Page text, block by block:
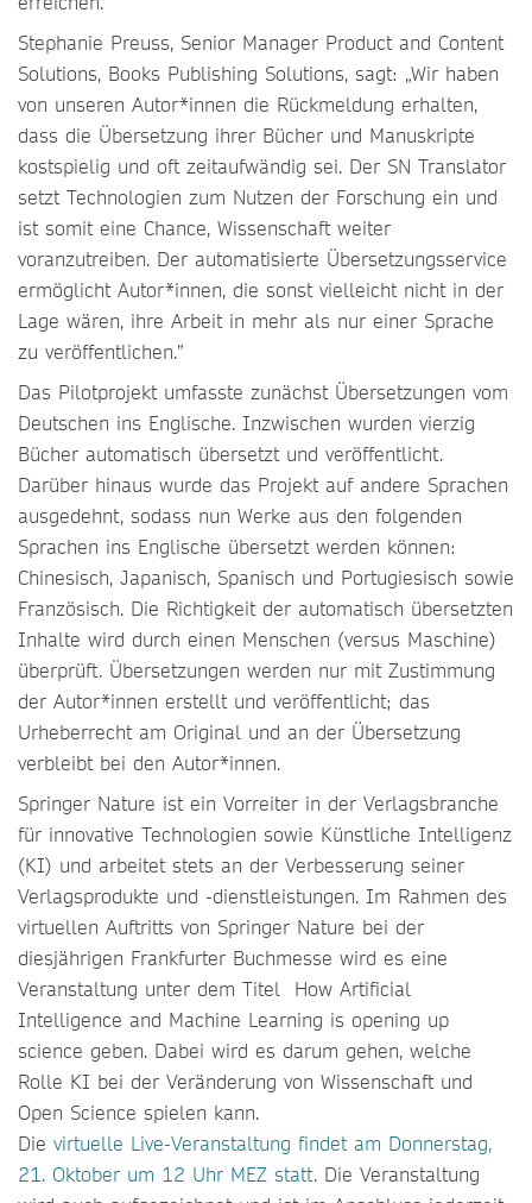
Stephanie Preuss, Senior Manager Product and Content
Solutions, Books Publishing Solutions, sagt: „Wir haben
von unseren Autor*innen die Rückmeldung erhalten,
dass die Übersetzung ihrer Bücher und Manuskripte
kostspielig und oft zeitaufwändig sei. Der SN Translator
setzt Technologien zum Nutzen der Forschung ein und
ist somit eine Chance, Wissenschaft weiter
voranzutreiben. Der automatisierte Übersetzungsservice
ermöglicht Autor*innen, die sonst vielleicht nicht in der
Lage wären, ihre Arbeit in mehr als nur einer Sprache
zu veröffentlichen.”
Das Pilotprojekt umfasste zunächst Übersetzungen vom
Deutschen ins Englische. Inzwischen wurden vierzig
Bücher automatisch übersetzt und veröffentlicht.
Darüber hinaus wurde das Projekt auf andere Sprachen
ausgedehnt, sodass nun Werke aus den folgenden
Sprachen ins Englische übersetzt werden können:
Chinesisch, Japanisch, Spanisch und Portugiesisch sowie
Französisch. Die Richtigkeit der automatisch übersetzten
Inhalte wird durch einen Menschen (versus Maschine)
überprüft. Übersetzungen werden nur mit Zustimmung
der Autor*innen erstellt und veröffentlicht; das
Urheberrecht am Original und an der Übersetzung
verbleibt bei den Autor*innen.
Springer Nature ist ein Vorreiter in der Verlagsbranche
für innovative Technologien sowie Künstliche Intelligenz
(KI) und arbeitet stets an der Verbesserung seiner
Verlagsprodukte und -dienstleistungen. Im Rahmen des
virtuellen Auftritts von Springer Nature bei der
diesjährigen Frankfurter Buchmesse wird es eine
Veranstaltung unter dem Titel How Artificial
Intelligence and Machine Learning is opening up
science geben. Dabei wird es darum gehen, welche
Rolle KI bei der Veränderung von Wissenschaft und
Open Science spielen kann.
Die virtuelle Live-Veranstaltung findet am Donnerstag,
21. Oktober um 12 Uhr MEZ statt. Die Veranstaltung